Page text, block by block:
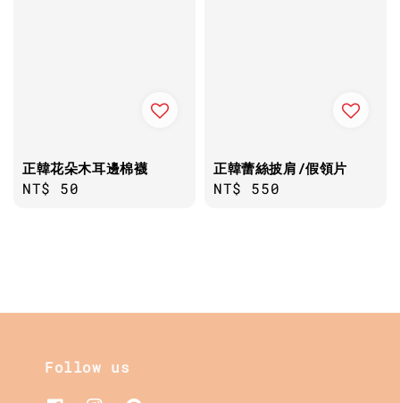
正韓花朵木耳邊棉襪
Regular
NT$ 50
正韓蕾絲披肩/假領片
Regular
NT$ 550
Follow us